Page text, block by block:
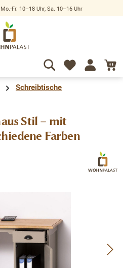
Fr. 10–18 Uhr, Sa. 10–16 Uhr
Schreibtische
Stil – mit
Farben